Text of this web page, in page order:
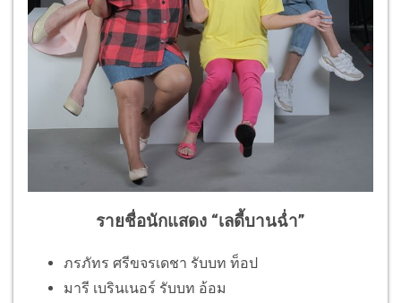
รายชื่อนักแสดง “เลดี้บานฉ่ำ”
ภรภัทร ศรีขจรเดชา รับบท ท็อป
มารี เบรินเนอร์ รับบท อ้อม